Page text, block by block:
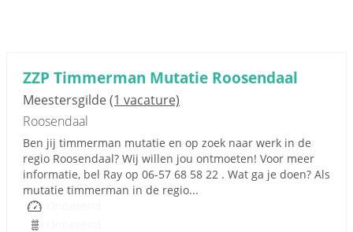
ZZP Timmerman Mutatie Roosendaal
Meestersgilde(1 vacature)
Roosendaal
Ben jij timmerman mutatie en op zoek naar werk in de
regio Roosendaal? Wij willen jou ontmoeten! Voor meer
informatie, bel Ray op 06-57 68 58 22 . Wat ga je doen? Als
mutatie timmerman in de regio...